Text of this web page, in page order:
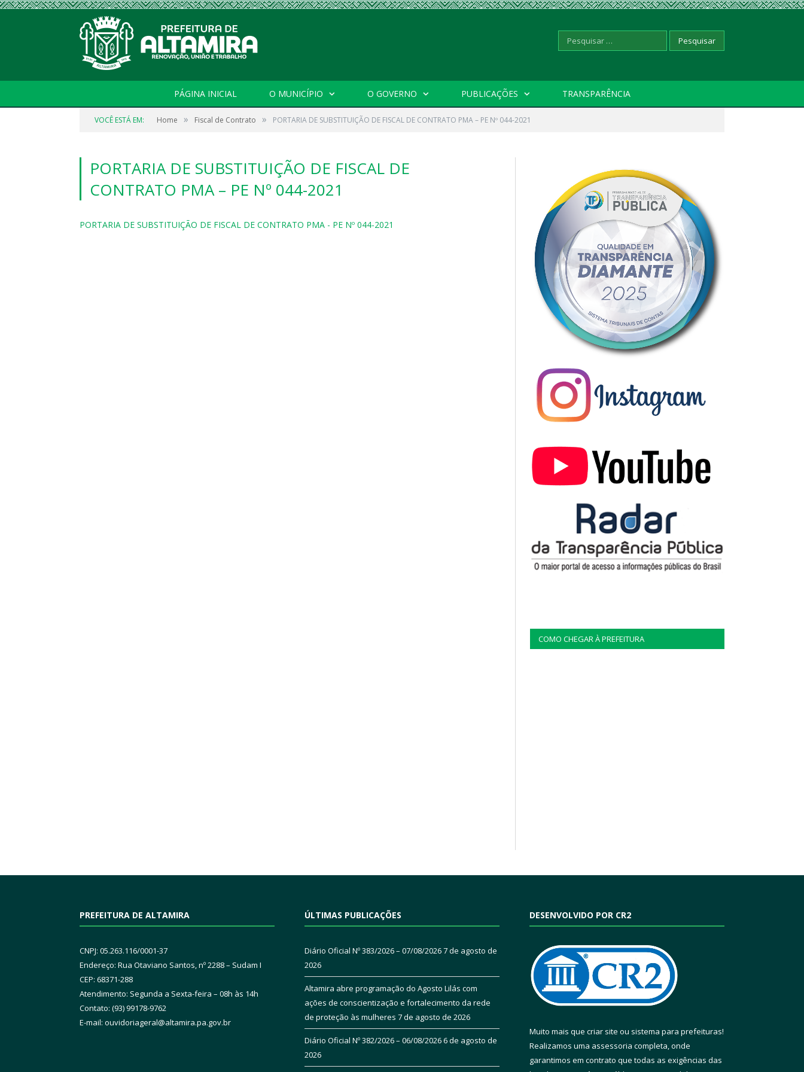
Pesquisar
PÁGINA INICIAL O MUNICÍPIO O GOVERNO PUBLICAÇÕES TRANSPARÊNCIA
VOCÊ ESTÁ EM: Home » Fiscal de Contrato » PORTARIA DE SUBSTITUIÇÃO DE FISCAL DE CONTRATO PMA – PE Nº 044-2021
PORTARIA DE SUBSTITUIÇÃO DE FISCAL DE
CONTRATO PMA – PE Nº 044-2021
PORTARIA DE SUBSTITUIÇÃO DE FISCAL DE CONTRATO PMA - PE Nº 044-2021
COMO CHEGAR À PREFEITURA
PREFEITURA DE ALTAMIRA
CNPJ: 05.263.116/0001-37
Endereço: Rua Otaviano Santos, nº 2288 – Sudam I
CEP: 68371-288
Atendimento: Segunda a Sexta-feira – 08h às 14h
Contato: (93) 99178-9762
E-mail: ouvidoriageral@altamira.pa.gov.br
ÚLTIMAS PUBLICAÇÕES
Diário Oficial Nº 383/2026 – 07/08/20267 de agosto de
2026
Altamira abre programação do Agosto Lilás com
ações de conscientização e fortalecimento da rede
de proteção às mulheres 7 de agosto de 2026
Diário Oficial Nº 382/2026 – 06/08/20266 de agosto de
2026
DESENVOLVIDO POR CR2
Muito mais que criar site ou sistema para prefeituras!
Realizamos uma assessoria completa, onde
garantimos em contrato que todas as exigências das